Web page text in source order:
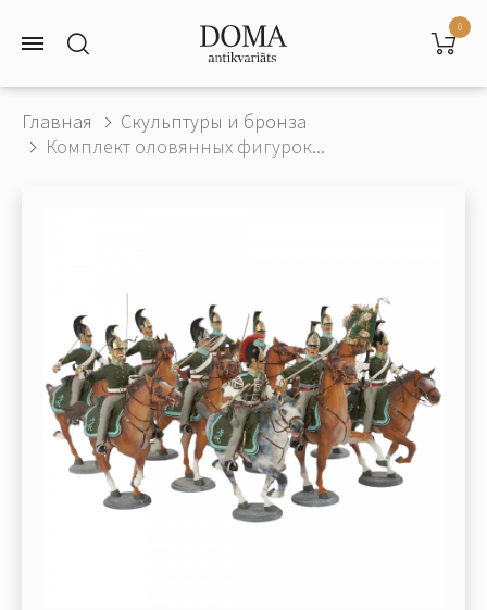
0
Главная
Скульптуры и бронза
Комплект оловянных фигурок...